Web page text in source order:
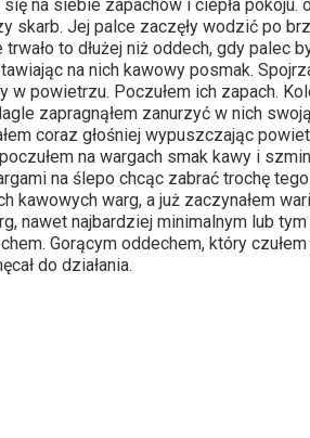
na siebie zapachów i ciepła pokoju.
skarb. Jej palce zaczęły wodzić po
to dłużej niż oddech, gdy palec
na nich kawowy posmak.
w powietrzu. Poczułem ich zapach.
zapragnąłem zanurzyć w nich
coraz głośniej wypuszczając
na wargach smak kawy i
na ślepo chcąc zabrać trochę
kawowych warg, a już zaczynałem
nawet najbardziej minimalnym lub
Gorącym oddechem, który
do działania.